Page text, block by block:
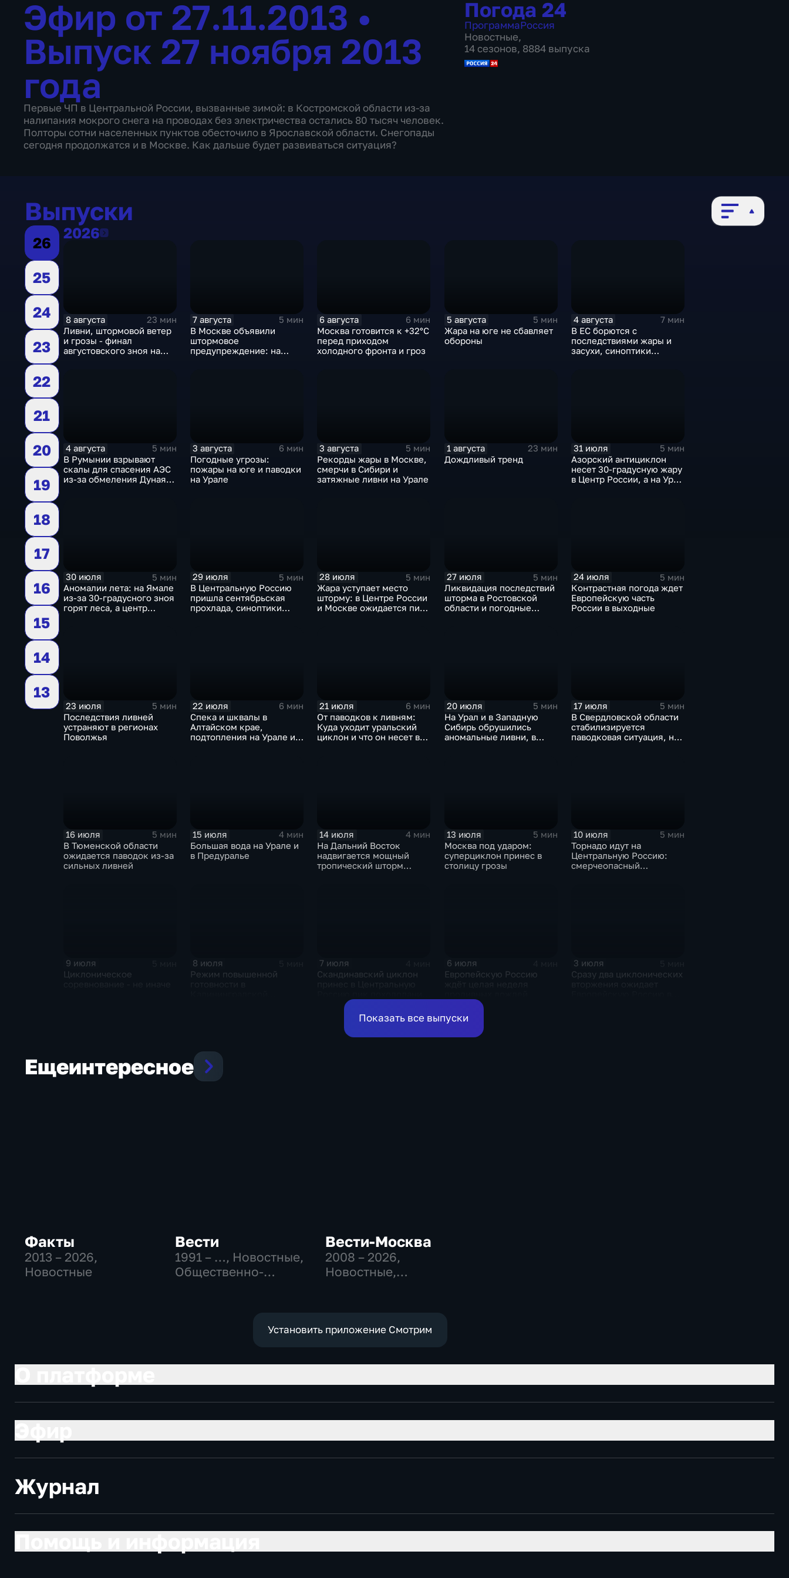
Эфир от 27.11.2013 •
Выпуск 27 ноября 2013
года
Первые ЧП в Центральной России, вызванные зимой: в Костромской области из-за
налипания мокрого снега на проводах без электричества остались 80 тысяч человек.
Полторы сотни населенных пунктов обесточило в Ярославской области. Снегопады
сегодня продолжатся и в Москве. Как дальше будет развиваться ситуация?
Погода 24
ПрограммаРоссия
Новостные,
14 сезонов, 8884 выпуска
Выпуски
26
25
24
23
22
21
20
19
18
17
16
15
14
13
20262026
8 августа
23 мин
Ливни, штормовой ветер
и грозы - финал
августовского зноя на
7 августа
5 мин
В Москве объявили
штормовое
предупреждение: на
6 августа
6 мин
Москва готовится к +32°C
перед приходом
холодного фронта и гроз
5 августа
5 мин
Жара на юге не сбавляет
обороны
4 августа
7 мин
В ЕС борются с
последствиями жары и
засухи, синоптики
4 августа
5 мин
В Румынии взрывают
скалы для спасения АЭС
из-за обмеления Дуная,
3 августа
6 мин
Погодные угрозы:
пожары на юге и паводки
на Урале
3 августа
5 мин
Рекорды жары в Москве,
смерчи в Сибири и
затяжные ливни на Урале
1 августа
23 мин
Дождливый тренд
31 июля
5 мин
Азорский антициклон
несет 30-градусную жару
в Центр России, а на Урал
30 июля
5 мин
Аномалии лета: на Ямале
из-за 30-градусного зноя
горят леса, а центр
29 июля
5 мин
В Центральную Россию
пришла сентябрьская
прохлада, синоптики
28 июля
5 мин
Жара уступает место
шторму: в Центре России
и Москве ожидается пик
27 июля
5 мин
Ликвидация последствий
шторма в Ростовской
области и погодные
24 июля
5 мин
Контрастная погода ждет
Европейскую часть
России в выходные
23 июля
5 мин
Последствия ливней
устраняют в регионах
Поволжья
22 июля
6 мин
Спека и шквалы в
Алтайском крае,
подтопления на Урале и
21 июля
6 мин
От паводков к ливням:
Куда уходит уральский
циклон и что он несет в
20 июля
5 мин
На Урал и в Западную
Сибирь обрушились
аномальные ливни, в
17 июля
5 мин
В Свердловской области
стабилизируется
паводковая ситуация, но
16 июля
5 мин
В Тюменской области
ожидается паводок из-за
сильных ливней
15 июля
4 мин
Большая вода на Урале и
в Предуралье
14 июля
4 мин
На Дальний Восток
надвигается мощный
тропический шторм
13 июля
5 мин
Москва под ударом:
суперциклон принес в
столицу грозы
10 июля
5 мин
Торнадо идут на
Центральную Россию:
смерчеопасный
9 июля
Циклоническое
8 июля
Режим повышенной
7 июля
Скандинавский циклон
и ливни
6 июля
Европейскую Россию
3 июля
Сразу два циклонических
Показать все выпуски
Ещеинтересное
Факты
2013 – 2026,
Новостные
Вести
1991 – …, Новостные,
Общественно-
Вести-Москва
2008 – 2026,
Новостные,
экономические
Установить приложение Смотрим
Журнал